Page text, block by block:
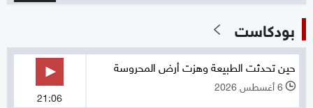
بودكاست
حين تحدثت الطبيعة وهزت أرض المحروسة
l 6 أغسطس 2026
21:06